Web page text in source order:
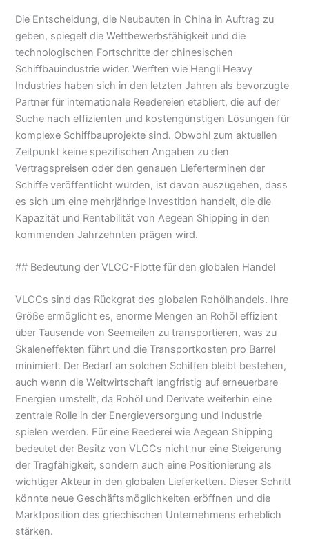
Die Entscheidung, die Neubauten in China in Auftrag zu
geben, spiegelt die Wettbewerbsfähigkeit und die
technologischen Fortschritte der chinesischen
Schiffbauindustrie wider. Werften wie Hengli Heavy
Industries haben sich in den letzten Jahren als bevorzugte
Partner für internationale Reedereien etabliert, die auf der
Suche nach effizienten und kostengünstigen Lösungen für
komplexe Schiffbauprojekte sind. Obwohl zum aktuellen
Zeitpunkt keine spezifischen Angaben zu den
Vertragspreisen oder den genauen Lieferterminen der
Schiffe veröffentlicht wurden, ist davon auszugehen, dass
es sich um eine mehrjährige Investition handelt, die die
Kapazität und Rentabilität von Aegean Shipping in den
kommenden Jahrzehnten prägen wird.
## Bedeutung der VLCC-Flotte für den globalen Handel
VLCCs sind das Rückgrat des globalen Rohölhandels. Ihre
Größe ermöglicht es, enorme Mengen an Rohöl effizient
über Tausende von Seemeilen zu transportieren, was zu
Skaleneffekten führt und die Transportkosten pro Barrel
minimiert. Der Bedarf an solchen Schiffen bleibt bestehen,
auch wenn die Weltwirtschaft langfristig auf erneuerbare
Energien umstellt, da Rohöl und Derivate weiterhin eine
zentrale Rolle in der Energieversorgung und Industrie
spielen werden. Für eine Reederei wie Aegean Shipping
bedeutet der Besitz von VLCCs nicht nur eine Steigerung
der Tragfähigkeit, sondern auch eine Positionierung als
wichtiger Akteur in den globalen Lieferketten. Dieser Schritt
könnte neue Geschäftsmöglichkeiten eröffnen und die
Marktposition des griechischen Unternehmens erheblich
stärken.